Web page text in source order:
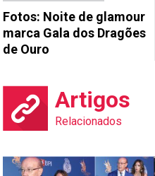
Fotos: Noite de glamour
marca Gala dos Dragões
de Ouro
Artigos
Relacionados